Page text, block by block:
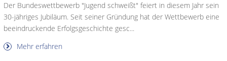
Der Bundeswettbewerb "Jugend schweißt" feiert in diesem Jahr sein
30-jähriges Jubiläum. Seit seiner Gründung hat der Wettbewerb eine
beeindruckende Erfolgsgeschichte gesc...
Mehr erfahren